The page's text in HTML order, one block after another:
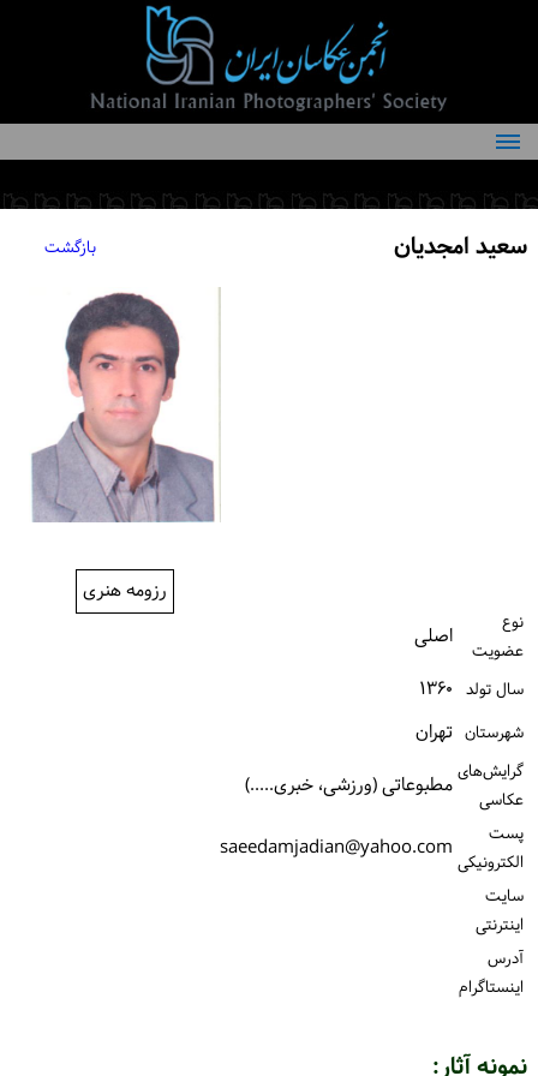
درباره انجمن
کمیته‌های انجمن
سعید امجدیان بازگشت
رزومه هنری
نوع
عضویت
اصلی
سال تولد ۱۳۶۰
شهرستان تهران
گرایش‌های
عکاسی
مطبوعاتی (ورزشی، خبری.....)
پست
الكترونیكی saeedamjadian@yahoo.com
سایت
اینترنتی
آدرس
اینستاگرام
نمونه آثار: